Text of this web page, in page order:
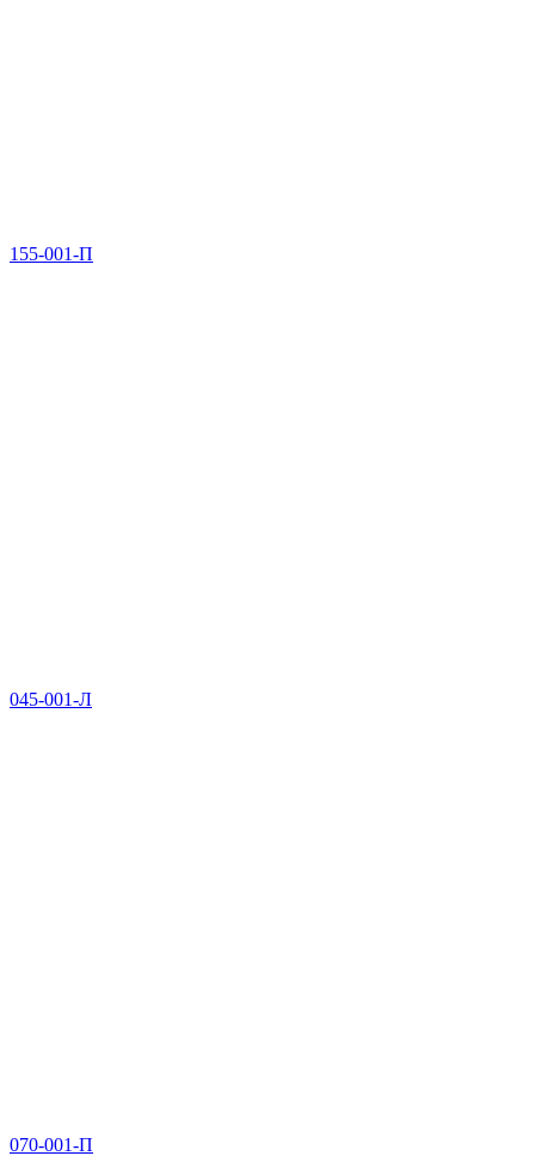
155-001-П
045-001-Л
070-001-П